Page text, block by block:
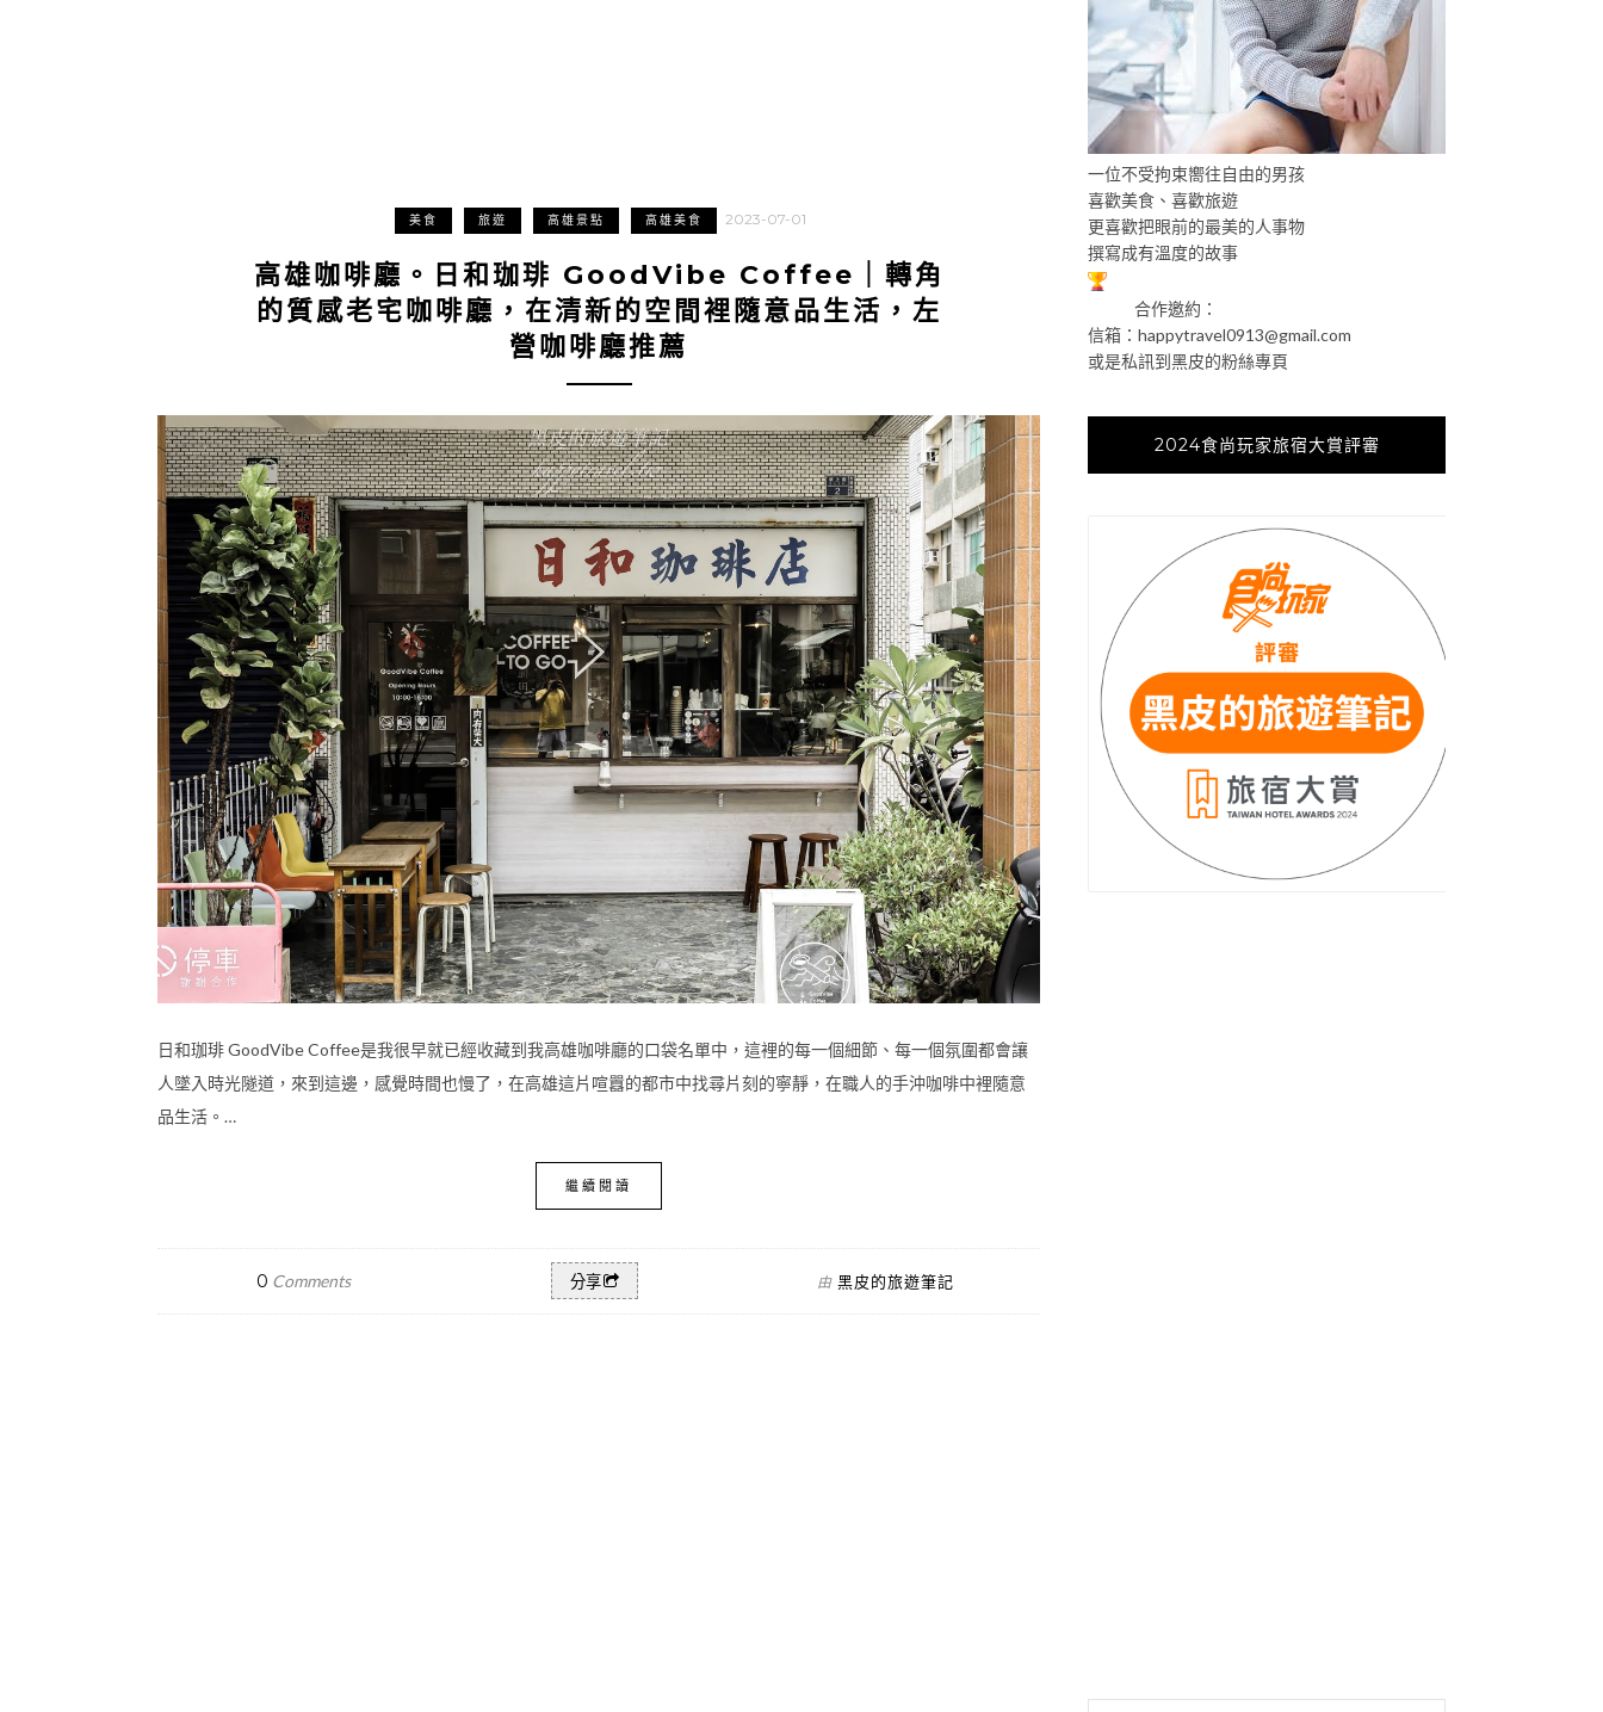
美食 旅遊 高雄景點 高雄美食 2023-07-01
高雄咖啡廳。日和珈琲 GoodVibe Coffee｜轉角
的質感老宅咖啡廳，在清新的空間裡隨意品生活，左
營咖啡廳推薦
日和珈琲 GoodVibe Coffee是我很早就已經收藏到我高雄咖啡廳的口袋名單中，這裡的每一個細節、每一個氛圍都會讓
人墜入時光隧道，來到這邊，感覺時間也慢了，在高雄這片喧囂的都市中找尋片刻的寧靜，在職人的手沖咖啡中裡隨意
品生活。…
繼續閱讀
0 Comments 分享 由 黑皮的旅遊筆記
一位不受拘束嚮往自由的男孩
喜歡美食、喜歡旅遊
更喜歡把眼前的最美的人事物
撰寫成有溫度的故事
合作邀約：
信箱： happytravel0913@gmail.com
或是私訊到黑皮的粉絲專頁
2024食尚玩家旅宿大賞評審